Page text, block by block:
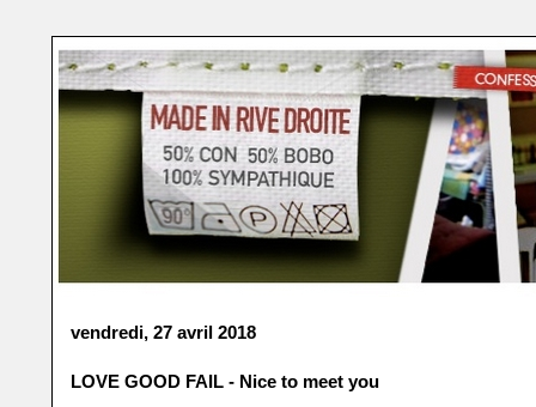
vendredi, 27 avril 2018
LOVE GOOD FAIL - Nice to meet you